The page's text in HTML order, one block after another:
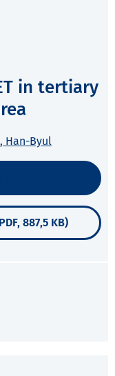
in tertiary
Han-Byul
887,5 KB)